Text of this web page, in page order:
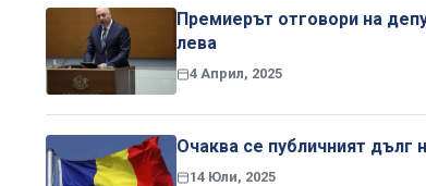
Премиерът отговори на
лева
4 Април, 2025
Очаква се публичният дълг
14 Юли, 2025